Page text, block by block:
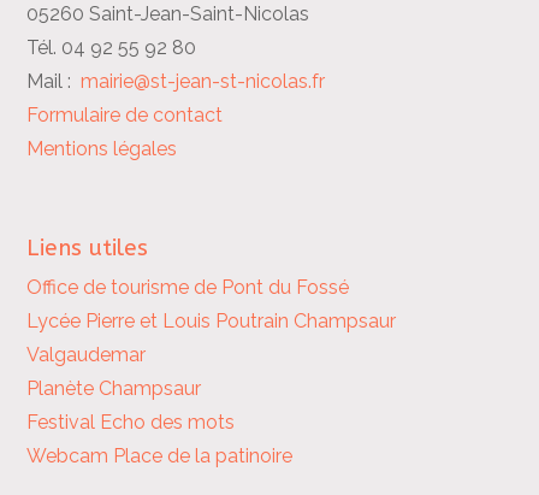
05260 Saint-Jean-Saint-Nicolas
Tél. 04 92 55 92 80
Mail :mairie@st-jean-st-nicolas.fr
Formulaire de contact
Mentions légales
Liens utiles
Office de tourisme de Pont du Fossé
Lycée Pierre et Louis Poutrain Champsaur
Valgaudemar
Planète Champsaur
Festival Echo des mots
Webcam Place de la patinoire